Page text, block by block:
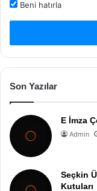
Beni hatırla
Son Yazılar
E İmza
Admin
Seçkin
Kutuları